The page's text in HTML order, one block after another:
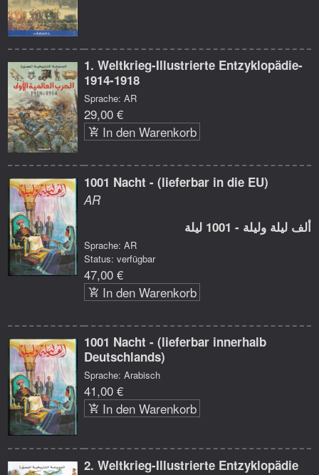
1. Weltkrieg-Illustrierte Entzyklopädie-
1914-1918
Sprache: AR
29,00 €
In den Warenkorb
1001 Nacht - (lieferbar in die EU)
AR
ألف ليلة وليلة - 1001 ليلة
Sprache: AR
Status: verfügbar
47,00 €
In den Warenkorb
1001 Nacht - (lieferbar innerhalb
Deutschlands)
Sprache: Arabisch
41,00 €
In den Warenkorb
2. Weltkrieg-Illustrierte Entzyklopädie